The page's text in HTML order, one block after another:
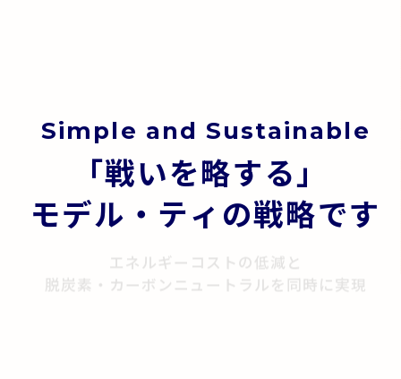
Simple and Sustainable
「戦いを略する」
モデル ・ ティ の戦略です
エネルギーコストの低減と
脱炭素・カーボンニュートラルを同時に実現